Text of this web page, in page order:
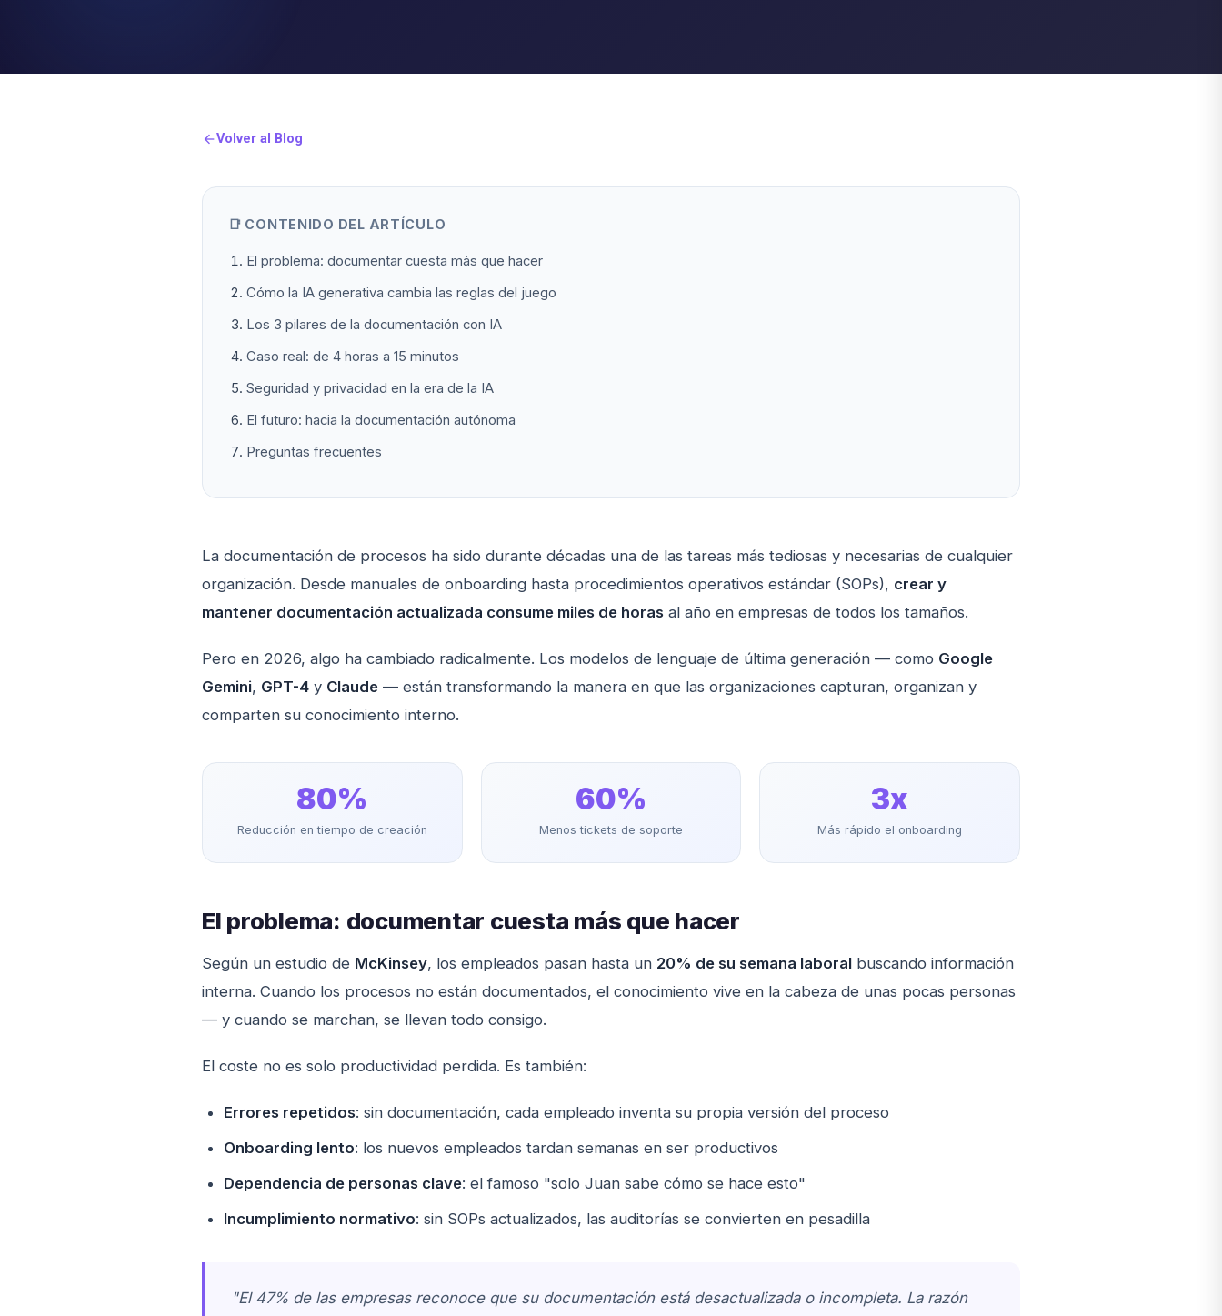
arrow_backVolver al Blog
📑 CONTENIDO DEL ARTÍCULO
El problema: documentar cuesta más que hacer
Cómo la IA generativa cambia las reglas del juego
Los 3 pilares de la documentación con IA
Caso real: de 4 horas a 15 minutos
Seguridad y privacidad en la era de la IA
El futuro: hacia la documentación autónoma
Preguntas frecuentes
La documentación de procesos ha sido durante décadas una de las tareas más tediosas y necesarias de cualquier
organización. Desde manuales de onboarding hasta procedimientos operativos estándar (SOPs), crear y
mantener documentación actualizada consume miles de horas al año en empresas de todos los tamaños.
Pero en 2026, algo ha cambiado radicalmente. Los modelos de lenguaje de última generación — como Google
Gemini, GPT-4 y Claude — están transformando la manera en que las organizaciones capturan, organizan y
comparten su conocimiento interno.
80%
Reducción en tiempo de creación
60%
Menos tickets de soporte
3x
Más rápido el onboarding
El problema: documentar cuesta más que hacer
Según un estudio de McKinsey, los empleados pasan hasta un 20% de su semana laboral buscando información
interna. Cuando los procesos no están documentados, el conocimiento vive en la cabeza de unas pocas personas
— y cuando se marchan, se llevan todo consigo.
El coste no es solo productividad perdida. Es también:
Errores repetidos: sin documentación, cada empleado inventa su propia versión del proceso
Onboarding lento: los nuevos empleados tardan semanas en ser productivos
Dependencia de personas clave: el famoso "solo Juan sabe cómo se hace esto"
Incumplimiento normativo: sin SOPs actualizados, las auditorías se convierten en pesadilla
"El 47% de las empresas reconoce que su documentación está desactualizada o incompleta. La razón